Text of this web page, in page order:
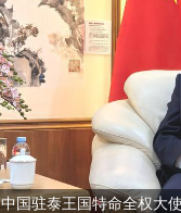
中国驻泰王国特命全权大